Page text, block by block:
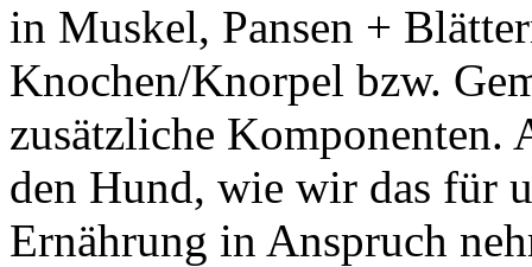
in Muskel, Pansen +
Knochen/Knorpel bzw.
zusätzliche Komponenten.
den Hund, wie wir das für
Ernährung in Anspruch